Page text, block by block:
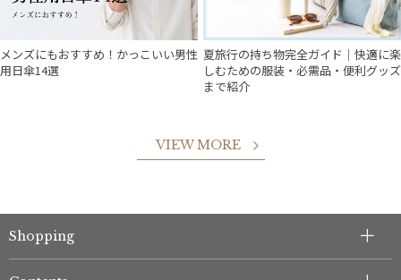
件
メンズにもおすすめ！かっこいい男性
用日傘14選
夏旅行の持ち物完全ガイド｜快適に楽
しむための服装・必需品・便利グッズ
まで紹介
VIEW MORE
Shopping